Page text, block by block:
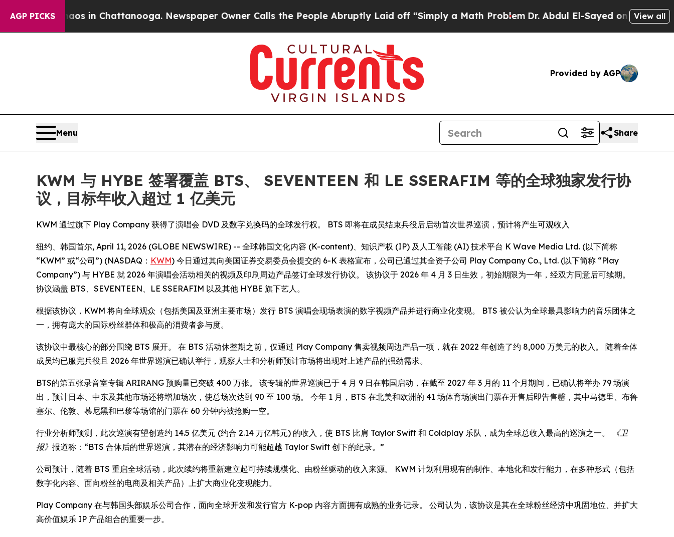
AGP PICKS
Chaos in Chattanooga. Newspaper Owner Calls the People Abruptly Laid off “Simply a Math Problem Dr. Abdul El-Sayed on Historic View all
Provided by AGP
Menu Share
KWM 与 HYBE 签署覆盖 BTS、 SEVENTEEN 和 LE SSERAFIM 等的全球独家发行协
议，目标年收入超过 1 亿美元
KWM 通过旗下 Play Company 获得了演唱会 DVD 及数字兑换码的全球发行权。 BTS 即将在成员结束兵役后启动首次世界巡演，预计将产生可观收入
纽约、韩国首尔, April 11, 2026 (GLOBE NEWSWIRE) -- 全球韩国文化内容 (K-content)、知识产权 (IP) 及人工智能 (AI) 技术平台 K Wave Media Ltd. (以下简称
“KWM” 或“公司”) (NASDAQ： KWM) 今日通过其向美国证券交易委员会提交的 6-K 表格宣布，公司已通过其全资子公司 Play Company Co., Ltd. (以下简称 “Play
Company”) 与 HYBE 就 2026 年演唱会活动相关的视频及印刷周边产品签订全球发行协议。 该协议于 2026 年 4 月 3 日生效，初始期限为一年，经双方同意后可续期。
协议涵盖 BTS、SEVENTEEN、LE SSERAFIM 以及其他 HYBE 旗下艺人。
根据该协议，KWM 将向全球观众（包括美国及亚洲主要市场）发行 BTS 演唱会现场表演的数字视频产品并进行商业化变现。 BTS 被公认为全球最具影响力的音乐团体之
一，拥有庞大的国际粉丝群体和极高的消费者参与度。
该协议中最核心的部分围绕 BTS 展开。 在 BTS 活动休整期之前，仅通过 Play Company 售卖视频周边产品一项，就在 2022 年创造了约 8,000 万美元的收入。 随着全体
成员均已服完兵役且 2026 年世界巡演已确认举行，观察人士和分析师预计市场将出现对上述产品的强劲需求。
BTS的第五张录音室专辑 ARIRANG 预购量已突破 400 万张。 该专辑的世界巡演已于 4 月 9 日在韩国启动，在截至 2027 年 3 月的 11 个月期间，已确认将举办 79 场演
出，预计日本、中东及其他市场还将增加场次，使总场次达到 90 至 100 场。 今年 1 月，BTS 在北美和欧洲的 41 场体育场演出门票在开售后即告售罄，其中马德里、布鲁
塞尔、伦敦、慕尼黑和巴黎等场馆的门票在 60 分钟内被抢购一空。
行业分析师预测，此次巡演有望创造约 14.5 亿美元 (约合 2.14 万亿韩元) 的收入，使 BTS 比肩 Taylor Swift 和 Coldplay 乐队，成为全球总收入最高的巡演之一。
《卫
报》 报道称：“BTS 合体后的世界巡演，其潜在的经济影响力可能超越 Taylor Swift 创下的纪录。”
公司预计，随着 BTS 重启全球活动，此次续约将重新建立起可持续规模化、由粉丝驱动的收入来源。 KWM 计划利用现有的制作、本地化和发行能力，在多种形式（包括
数字化内容、面向粉丝的电商及相关产品）上扩大商业化变现能力。
Play Company 在与韩国头部娱乐公司合作，面向全球开发和发行官方 K-pop 内容方面拥有成熟的业务记录。 公司认为，该协议是其在全球粉丝经济中巩固地位、并扩大
高价值娱乐 IP 产品组合的重要一步。